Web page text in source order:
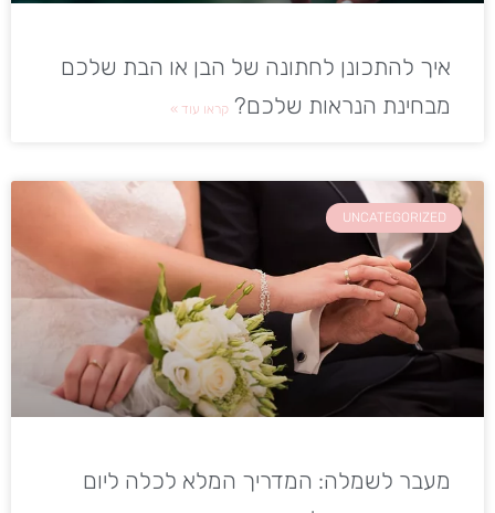
איך להתכונן לחתונה של הבן או הבת שלכם
מבחינת הנראות שלכם? קראו עוד »
UNCATEGORIZED
מעבר לשמלה: המדריך המלא לכלה ליום